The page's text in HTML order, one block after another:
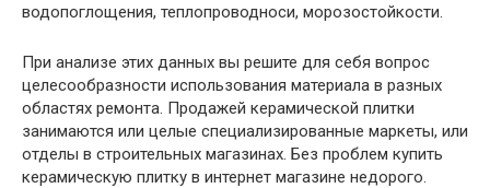
водопоглощения, теплопроводноси, морозостойкости.
При анализе этих данных вы решите для себя вопрос
целесообразности использования материала в разных
областях ремонта. Продажей керамической плитки
занимаются или целые специализированные маркеты, или
отделы в строительных магазинах. Без проблем купить
керамическую плитку в интернет магазине недорого.